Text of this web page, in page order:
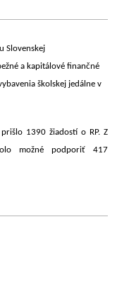
Slovenskej
a kapitálové finančné
školskej jedálne v
1390 žiadostí o RP. Z
možné podporiť 417